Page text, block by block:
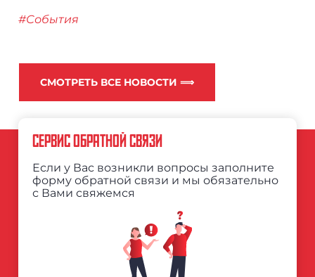
#События
СМОТРЕТЬ ВСЕ НОВОСТИ ⟹
СЕРВИС ОБРАТНОЙ СВЯЗИ
Если у Вас возникли вопросы заполните
форму обратной связи и мы обязательно
с Вами свяжемся